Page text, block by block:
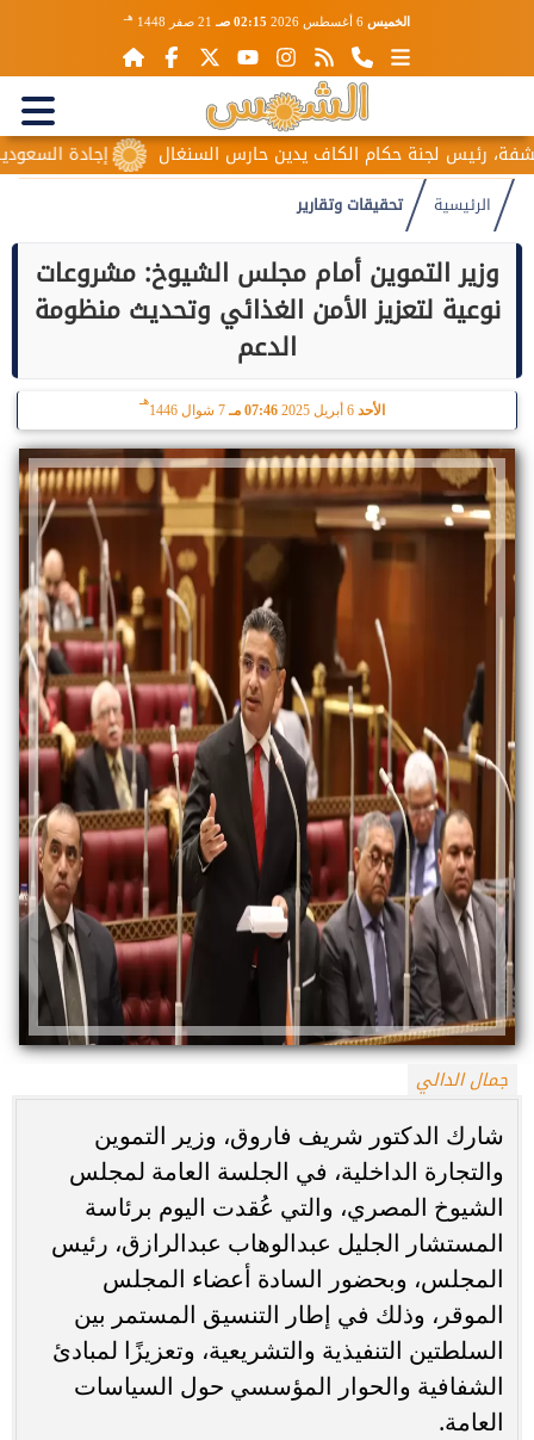
الخميس 02:15 صـ 21 صفر 1448 هـ
إجادة السعودية لجنة حكام الكاف يدين حارس السنغال
الرئيسية تحقيقات وتقارير
وزير التموين أمام مجلس الشيوخ: مشروعات
نوعية لتعزيز الأمن الغذائي وتحديث منظومة
الدعم
الأحد 07:46 مـ 7 شوال 1446
هـ
جمال الدالي
شارك الدكتور شريف فاروق، وزير التموين
والتجارة الداخلية، في الجلسة العامة لمجلس
الشيوخ المصري، والتي عُقدت اليوم برئاسة
المستشار الجليل عبدالوهاب عبدالرازق، رئيس
المجلس، وبحضور السادة أعضاء المجلس
الموقر، وذلك في إطار التنسيق المستمر بين
السلطتين التنفيذية والتشريعية، وتعزيزًا لمبادئ
الشفافية والحوار المؤسسي حول السياسات
العامة.